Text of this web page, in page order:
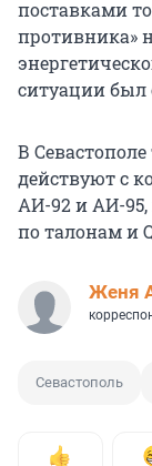
поставками
противника»
ситуации был
В
действуют с
АИ-92 и АИ-
по талонам и
Женя
Севастополь